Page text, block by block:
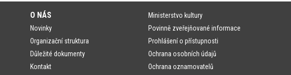
O NÁS
Novinky
Organizační struktura
Důležité dokumenty
Kontakt
Ministerstvo kultury
Povinně zveřejňované informace
Prohlášení o přístupnosti
Ochrana osobních údajů
Ochrana oznamovatelů